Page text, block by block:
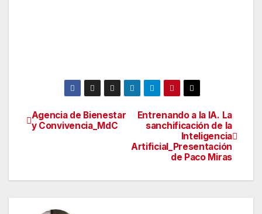
Entrenando a la IA. La
sanchificación de la
Inteligencia
Artificial_Presentación
de Paco Miras
Agencia de Bienestar
y Convivencia_MdC